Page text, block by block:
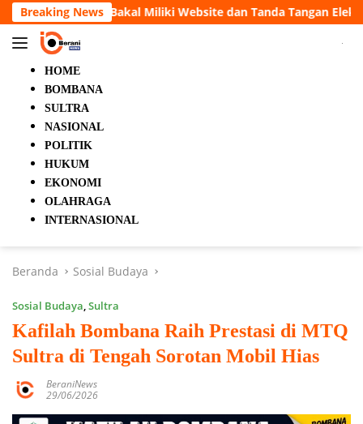
Langsung
ke
konten
Breaking News
Website dan Tanda Tangan Elektronik 5 Orang
HOME
BOMBANA
SULTRA
NASIONAL
POLITIK
HUKUM
EKONOMI
OLAHRAGA
INTERNASIONAL
Beranda Sosial Budaya
Sosial Budaya,Sultra
Kafilah Bombana Raih Prestasi di MTQ
Sultra di Tengah Sorotan Mobil Hias
BeraniNews
29/06/2026